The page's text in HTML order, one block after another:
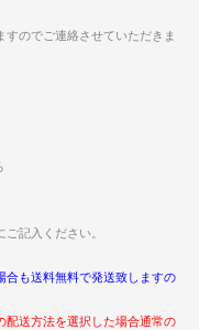
のでご連絡させていただきま
記入ください。
合も送料無料で発送致しますの
送方法を選択した場合通常の